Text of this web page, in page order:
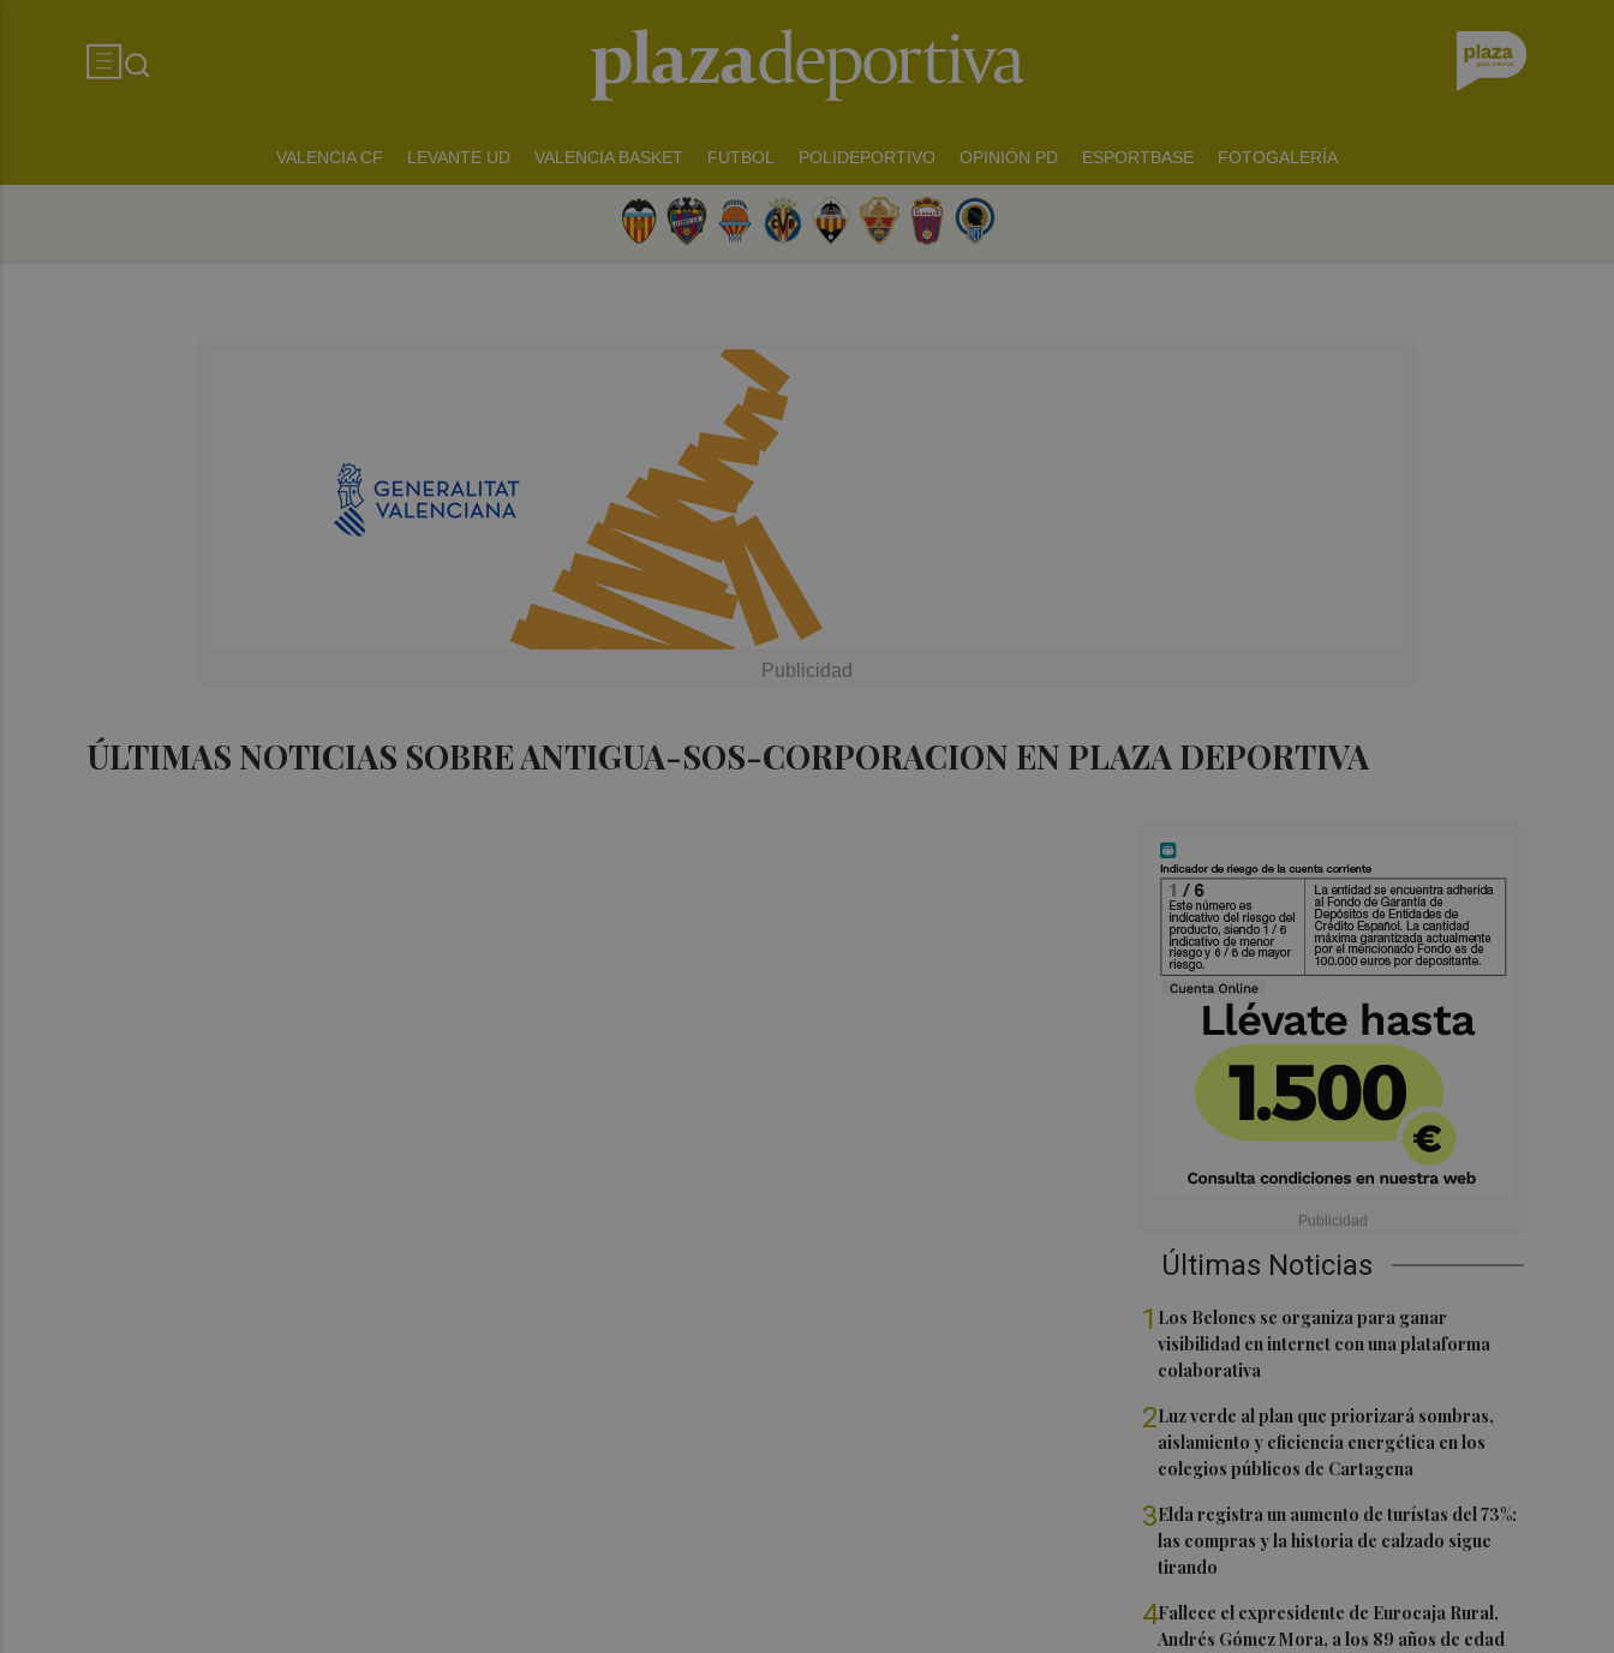
VALENCIA CF LEVANTE UD VALENCIA BASKET FUTBOL POLIDEPORTIVO OPINIÓN PD ESPORTBASE FOTOGALERÍA
ÚLTIMAS NOTICIAS SOBRE ANTIGUA-SOS-CORPORACION EN PLAZA DEPORTIVA
Últimas Noticias
1 Los Belones se organiza para ganar
visibilidad en internet con una plataforma
colaborativa
2Luz verde al plan que priorizará sombras,
aislamiento y eficiencia energética en los
colegios públicos de Cartagena
3Elda registra un aumento de turístas del 73%:
las compras y la historia de calzado sigue
tirando
4Fallece el expresidente de Eurocaja Rural,
Andrés Gómez Mora, a los 89 años de edad